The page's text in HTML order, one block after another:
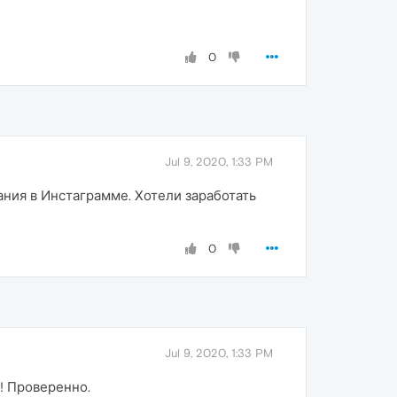
0
Jul 9, 2020, 1:33 PM
в Инстаграмме. Хотели заработать
0
Jul 9, 2020, 1:33 PM
Проверенно.